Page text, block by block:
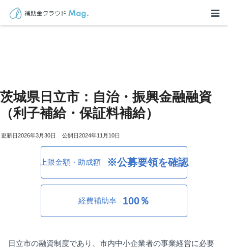
茨城県日立市：自治・振興金融融資
（利子補給・保証料補給）
2026年3月30日 2024年11月10日
上限金額・助成額 ※公募要領を確認
経費補助率 100％
日立市の融資制度であり、市内中小企業者の事業経営に必要